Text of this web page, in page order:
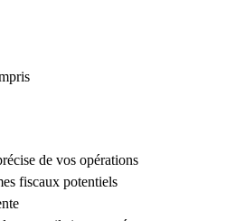
de vos opérations
fiscaux potentiels